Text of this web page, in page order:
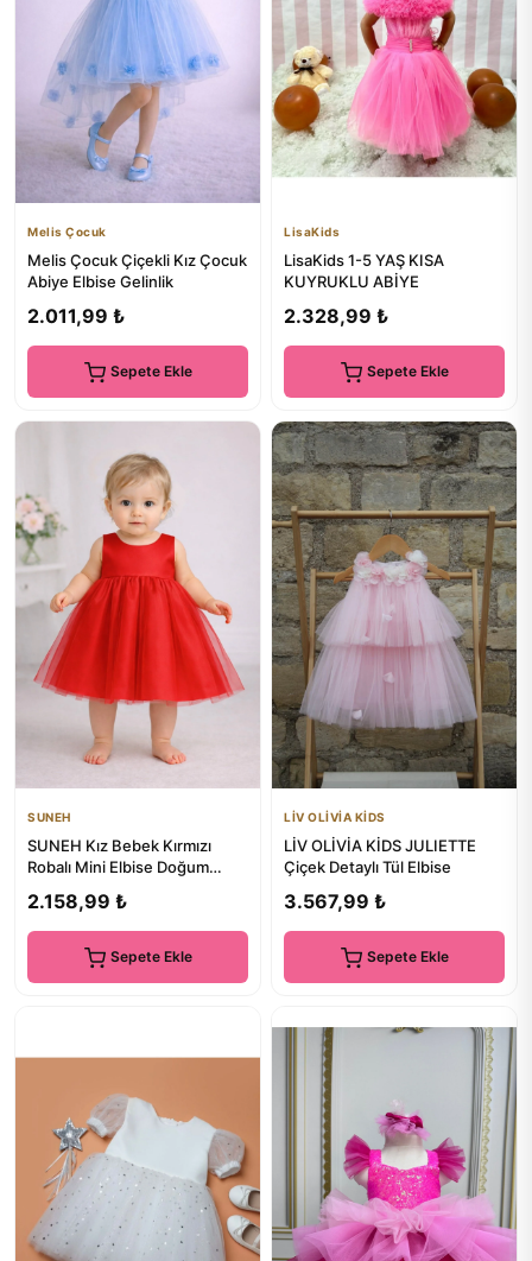
Melis Çocuk
Melis Çocuk Çiçekli Kız Çocuk
Abiye Elbise Gelinlik
2.011,99 ₺
Sepete Ekle
LisaKids
LisaKids 1-5 YAŞ KISA
KUYRUKLU ABİYE
2.328,99 ₺
Sepete Ekle
SUNEH
SUNEH Kız Bebek Kırmızı
Robalı Mini Elbise Doğum
2.158,99 ₺
Sepete Ekle
LİV OLİVİA KİDS
LİV OLİVİA KİDS JULIETTE
Çiçek Detaylı Tül Elbise
3.567,99 ₺
Sepete Ekle